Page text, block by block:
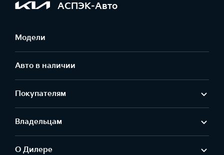
АСПЭК-Авто
Модели
Авто в наличии
Покупателям
Владельцам
О Дилере